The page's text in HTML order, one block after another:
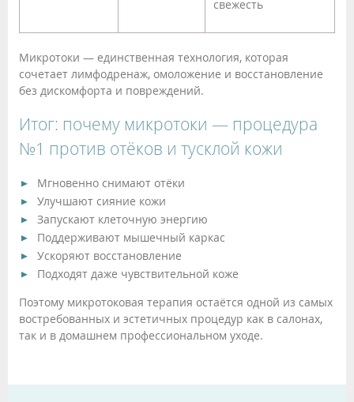
свежесть
Микротоки — единственная технология, которая
сочетает лимфодренаж, омоложение и восстановление
без дискомфорта и повреждений.
Итог: почему микротоки — процедура
№1 против отёков и тусклой кожи
Мгновенно снимают отёки
Улучшают сияние кожи
Запускают клеточную энергию
Поддерживают мышечный каркас
Ускоряют восстановление
Подходят даже чувствительной коже
Поэтому микротоковая терапия остаётся одной из самых
востребованных и эстетичных процедур как в салонах,
так и в домашнем профессиональном уходе.